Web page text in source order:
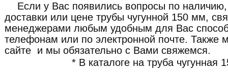
Если у Вас появились вопросы по
доставки или цене трубы чугунной 150 мм,
менеджерами любым удобным для Вас
телефонам или по электронной почте. Также
сайте и мы обязательно с Вами свяжемся.
* В каталоге на труба чугунная